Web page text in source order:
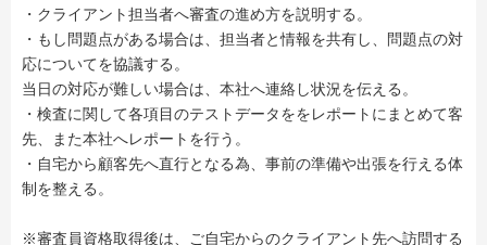
・クライアント担当者へ審査の進め方を説明する。
・もし問題点がある場合は、担当者と情報を共有し、問題点の対
応についてを協議する。
当日の対応が難しい場合は、本社へ連絡し状況を伝える。
・検査に関して各項目のテストデータををレポートにまとめて客
先、また本社へレポートを行う。
・自宅から顧客先へ直行となる為、事前の準備や出張を行える体
制を整える。
※審査員資格取得後は、ご自宅からのクライアント先へ訪問する